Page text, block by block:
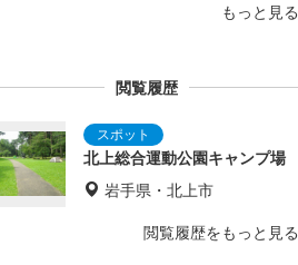
もっと見る
閲覧履歴
北上総合運動公園キャンプ場
岩手県・北上市
閲覧履歴をもっと見る